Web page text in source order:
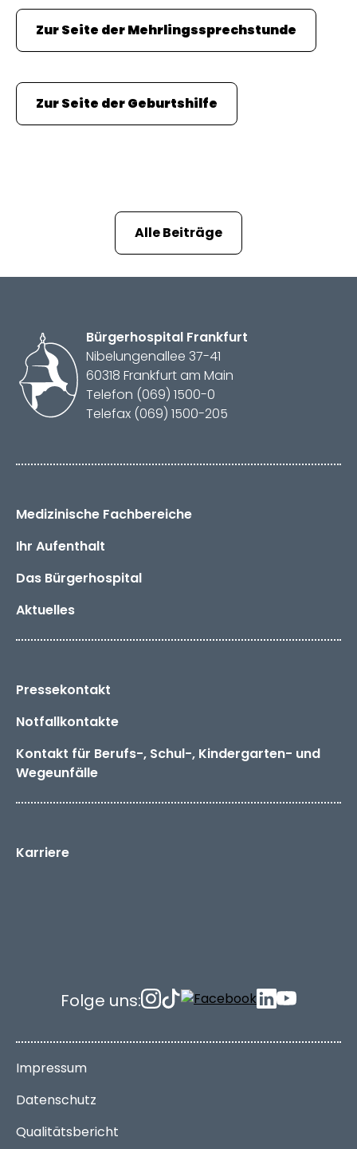
Zur Seite der Mehrlingssprechstunde
Zur Seite derGeburts­hilfe
Alle Beiträge
Bürger­hospital Frankfurt
Nibelungenallee 37-41
60318 Frankfurt am Main
Telefon (069) 1500-0
Telefax (069) 1500-205
Medizinische Fachbereiche
Ihr Aufenthalt
Das Bürger­hospital
Aktuelles
Pressekontakt
Notfallkontakte
Kontakt für Berufs-, Schul-, Kindergarten- und
Wegeunfälle
Karriere
Folge uns:
Impressum
Datenschutz
Qualitätsbericht